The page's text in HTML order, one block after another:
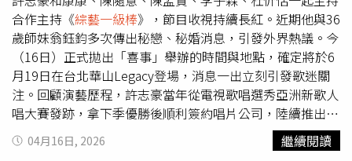
發聲或共鳴都掌握得相當精準。不過他也不忘點出關鍵盲
點：「反而你們唱台語歌時，還沒抓到像唱國語歌這麼精準
的共鳴點。」一針見血的專業分析，讓現場歌手頻頻點頭，
直呼收穫滿滿。
合作主持《綜藝一級棒》，節目收視持續長紅。近期他與36
歲師妹翁鈺鈞多次傳出秘戀、秘婚消息，引發外界熱議。今
（16日）正式拋出「喜事」舉辦的時間與地點，確定將於6
月19日在台北華山Legacy登場，消息一出立刻引發歌迷關
注。回顧演藝歷程，許志豪當年從電視歌唱選秀亞洲新歌人
唱大賽發跡，拿下季優勝後順利簽約唱片公司，陸續推出兩
張情歌對唱專輯，並於前年發行個人專輯《袂記的青春》。
儘管近年重心放在主持工作，他坦言在與前唱片公司約滿
04月16日, 2026 繼續閱讀